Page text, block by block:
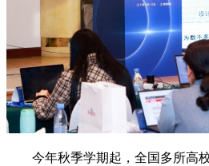
今年秋季学期起，全国多所高校